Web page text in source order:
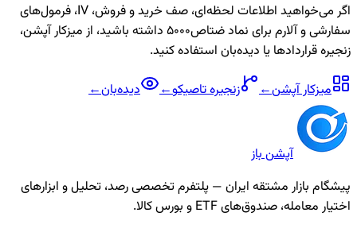
اگر می‌خواهید اطلاعات لحظه‌ای، صف خرید و فروش، IV، فرمول‌های
سفارشی و آلارم برای نمادضتاص5000
داشته باشید، از میزکار آپشن،
زنجیره قراردادها یا دیده‌بان استفاده کنید.
میزکار آپشن← زنجیرهتاصیکو← دیده‌بان←
آپشن باز
پیشگام بازار مشتقه ایران — پلتفرم تخصصی رصد، تحلیل و ابزارهای
اختیار معامله، صندوق‌های ETF و بورس کالا.